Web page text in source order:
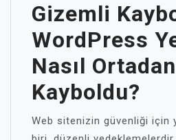
Gizemli
WordPress
Nasıl Ortadan
Kayboldu?
Web sitenizin güvenliği için